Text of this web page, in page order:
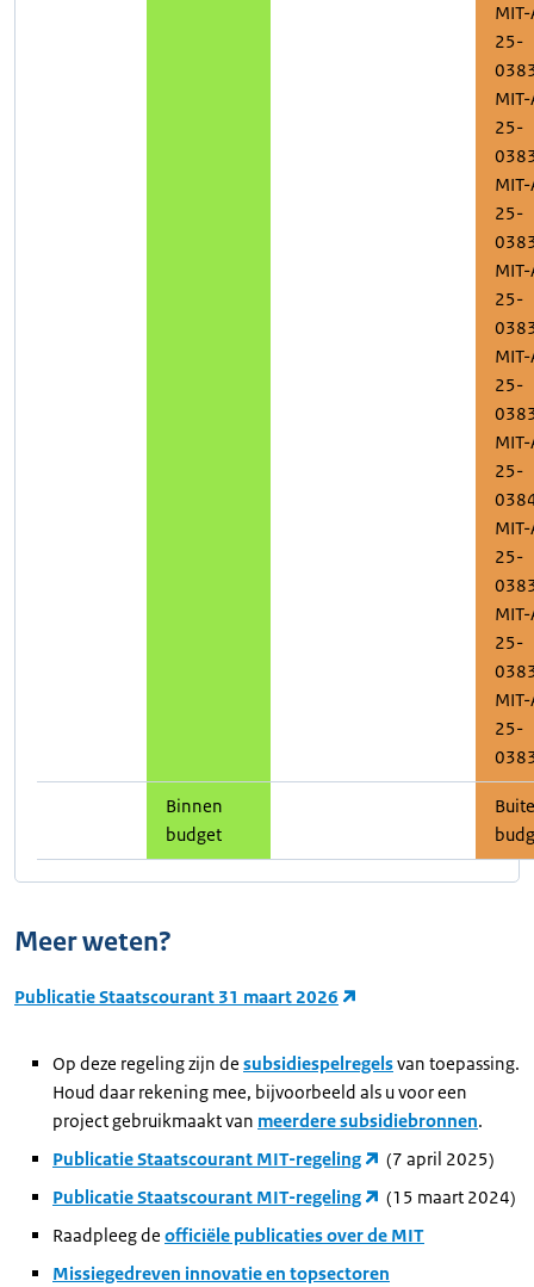
25-
25-
25-
25-
25-
25-
25-
25-
25-
Binnen
budget
Meer weten?
Publicatie Staatscourant 31 maart 2026
Op deze regeling zijn de subsidiespelregelsvan toepassing.
Houd daar rekening mee, bijvoorbeeld als u voor een
project gebruikmaakt van meerdere subsidiebronnen.
Publicatie Staatscourant MIT-regeling
(7 april 2025)
Publicatie Staatscourant MIT-regeling
(15 maart 2024)
Raadpleeg de officiële publicaties over de MIT
Missiegedreven innovatie en topsectoren